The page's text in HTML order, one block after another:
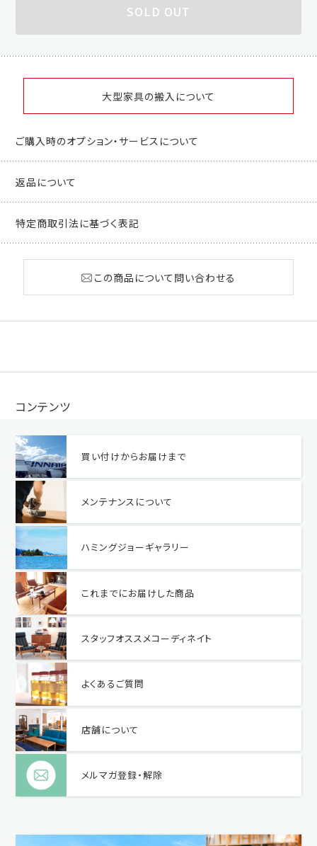
SOLD OUT
大型家具の搬入について
ご購入時のオプション・サービスについて
返品について
特定商取引法に基づく表記
この商品について問い合わせる
コンテンツ
買い付けからお届けまで
メンテナンスについて
ハミングジョーギャラリー
これまでにお届けした商品
スタッフオススメコーディネイト
よくあるご質問
店舗について
メルマガ登録・解除